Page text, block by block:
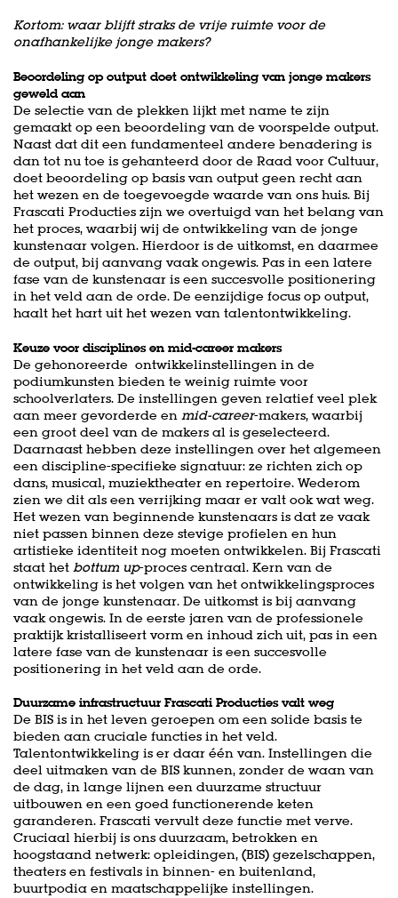
Kortom: waar blijft straks de vrije ruimte voor de
onafhankelijke jonge makers?
Beoordeling op output doet ontwikkeling van jonge makers
geweld aan
De selectie van de plekken lijkt met name te zijn
gemaakt op een beoordeling van de voorspelde output.
Naast dat dit een fundamenteel andere benadering is
dan tot nu toe is gehanteerd door de Raad voor Cultuur,
doet beoordeling op basis van output geen recht aan
het wezen en de toegevoegde waarde van ons huis. Bij
Frascati Producties zijn we overtuigd van het belang van
het proces, waarbij wij de ontwikkeling van de jonge
kunstenaar volgen. Hierdoor is de uitkomst, en daarmee
de output, bij aanvang vaak ongewis. Pas in een latere
fase van de kunstenaar is een succesvolle positionering
in het veld aan de orde. De eenzijdige focus op output,
haalt het hart uit het wezen van talentontwikkeling.
Keuze voor disciplines en mid-career makers
De gehonoreerde ontwikkelinstellingen in de
podiumkunsten bieden te weinig ruimte voor
schoolverlaters. De instellingen geven relatief veel plek
aan meer gevorderde en mid-career-makers, waarbij
een groot deel van de makers al is geselecteerd.
Daarnaast hebben deze instellingen over het algemeen
een discipline-specifieke signatuur: ze richten zich op
dans, musical, muziektheater en repertoire. Wederom
zien we dit als een verrijking maar er valt ook wat weg.
Het wezen van beginnende kunstenaars is dat ze vaak
niet passen binnen deze stevige profielen en hun
artistieke identiteit nog moeten ontwikkelen. Bij Frascati
staat het bottum up-proces centraal. Kern van de
ontwikkeling is het volgen van het ontwikkelingsproces
van de jonge kunstenaar. De uitkomst is bij aanvang
vaak ongewis. In de eerste jaren van de professionele
praktijk kristalliseert vorm en inhoud zich uit, pas in een
latere fase van de kunstenaar is een succesvolle
positionering in het veld aan de orde.
Duurzame infrastructuur Frascati Producties valt weg
De BIS is in het leven geroepen om een solide basis te
bieden aan cruciale functies in het veld.
Talentontwikkeling is er daar één van. Instellingen die
deel uitmaken van de BIS kunnen, zonder de waan van
de dag, in lange lijnen een duurzame structuur
uitbouwen en een goed functionerende keten
garanderen. Frascati vervult deze functie met verve.
Cruciaal hierbij is ons duurzaam, betrokken en
hoogstaand netwerk: opleidingen, (BIS) gezelschappen,
theaters en festivals in binnen- en buitenland,
buurtpodia en maatschappelijke instellingen.